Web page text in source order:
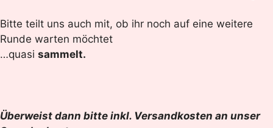
Bitte teilt uns auch mit, ob ihr noch auf eine weitere
Runde warten möchtet
…quasi sammelt.
Überweist dann bitte inkl. Versandkosten an unser